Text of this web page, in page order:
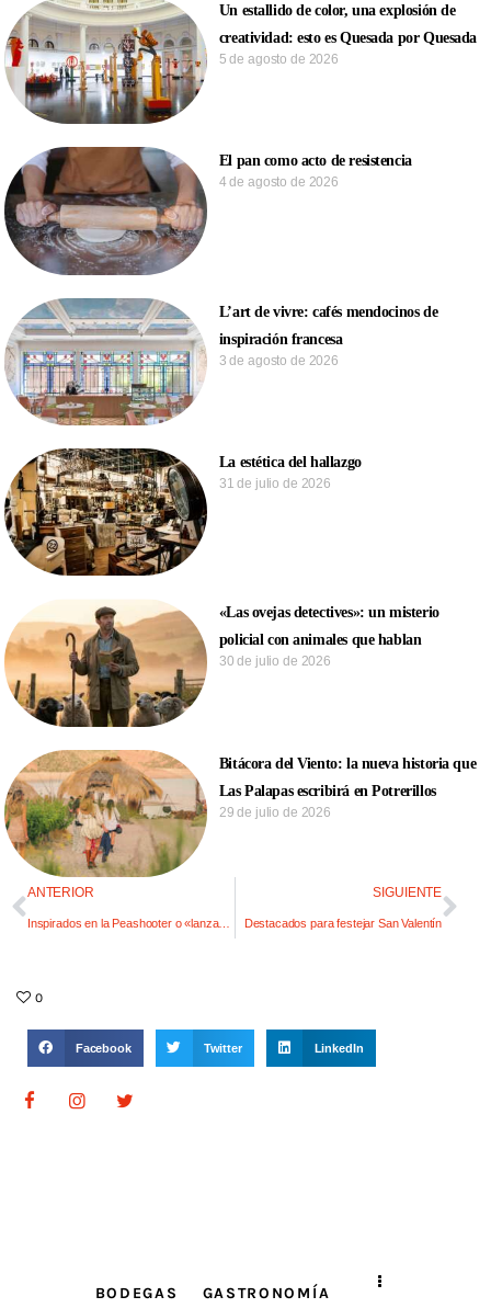
Un estallido de color, una explosión de
creatividad: esto es Quesada por Quesada
5 de agosto de 2026
El pan como acto de resistencia
4 de agosto de 2026
L’art de vivre: cafés mendocinos de
inspiración francesa
3 de agosto de 2026
La estética del hallazgo
31 de julio de 2026
«Las ovejas detectives»: un misterio
policial con animales que hablan
30 de julio de 2026
Bitácora del Viento: la nueva historia que
Las Palapas escribirá en Potrerillos
29 de julio de 2026
ANTERIOR
Inspirados en la Peashooter o «lanzadora de arvejas»
SIGUIENTE
Destacados para festejar San Valentín
0
Facebook Twitter LinkedIn
BODEGAS GASTRONOMÍA